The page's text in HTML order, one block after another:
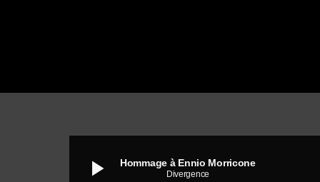
play_arrow Hommage à Ennio Morricone
Divergence